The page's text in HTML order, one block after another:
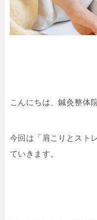
こんにちは、鍼灸整体
今回は「肩こりとスト
ていきます。